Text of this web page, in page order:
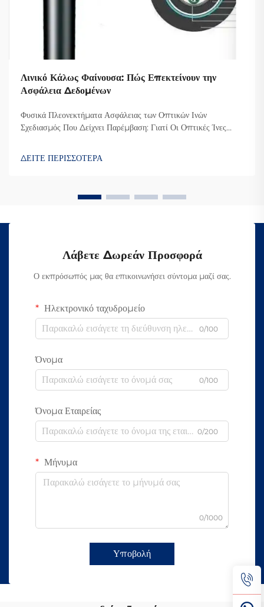
Λινικό Κάλως Φαίνουσα: Πώς Επεκτείνουν την
Ασφάλεια Δεδομένων
Φυσικά Πλεονεκτήματα Ασφάλειας των Οπτικών Ινών
Σχεδιασμός Που Δείχνει Παρέμβαση: Γιατί Οι Οπτικές Ίνες
δεδομένα μέσω φωτός αντί για ηλεκτρικά σήματα όπως οι κ...
ΔΕΙΤΕ ΠΕΡΙΣΣΟΤΕΡΑ
Λάβετε Δωρεάν Προσφορά
Ο εκπρόσωπός μας θα επικοινωνήσει σύντομα μαζί σας.
Ηλεκτρονικό ταχυδρομείο
0/100
Όνομα
0/100
Όνομα Εταιρείας
0/200
Μήνυμα
0/1000
Υποβολή